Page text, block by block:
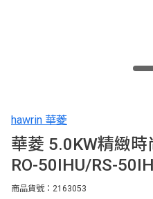
hawrin 華菱
華菱 5.0KW精緻
RO-50IHU/RS-
商品貨號：2163053